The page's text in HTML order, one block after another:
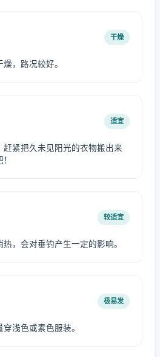
干燥
，路况较好。
适宜
赶紧把久未见阳光的衣物搬出来
较适宜
，会对垂钓产生一定的影响。
极易发
浅色或素色服装。